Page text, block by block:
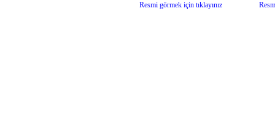
Resmi görmek için tıklayınız